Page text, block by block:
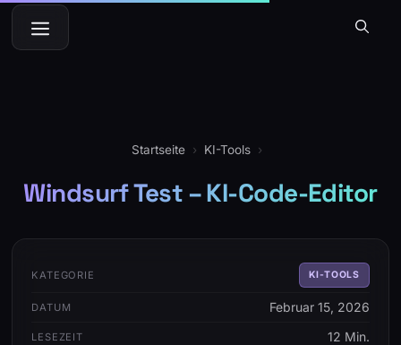
Zum
Inhalt
springen
Menü
Startseite › KI-Tools ›
Windsurf Test – KI-Code-Editor
KATEGORIE KI-TOOLS
DATUM Februar 15, 2026
LESEZEIT 12 Min.